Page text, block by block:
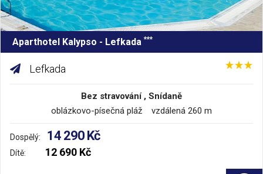
Aparthotel Kalypso - Lefkada ***
Lefkada
Bez stravování , Snídaně
oblázkovo-písečná pláž vzdálená 260 m
Dospělý: 14 290 Kč
Dítě: 12 690 Kč